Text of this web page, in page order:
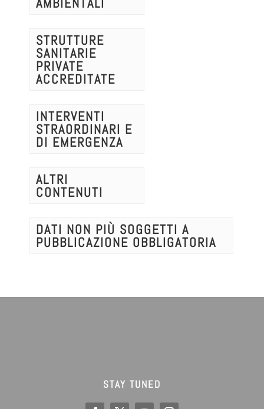
STRUTTURE
SANITARIE
PRIVATE
ACCREDITATE
INTERVENTI
STRAORDINARI E
DI EMERGENZA
ALTRI
CONTENUTI
DATI NON PIÙ SOGGETTI A
PUBBLICAZIONE OBBLIGATORIA
STAY TUNED